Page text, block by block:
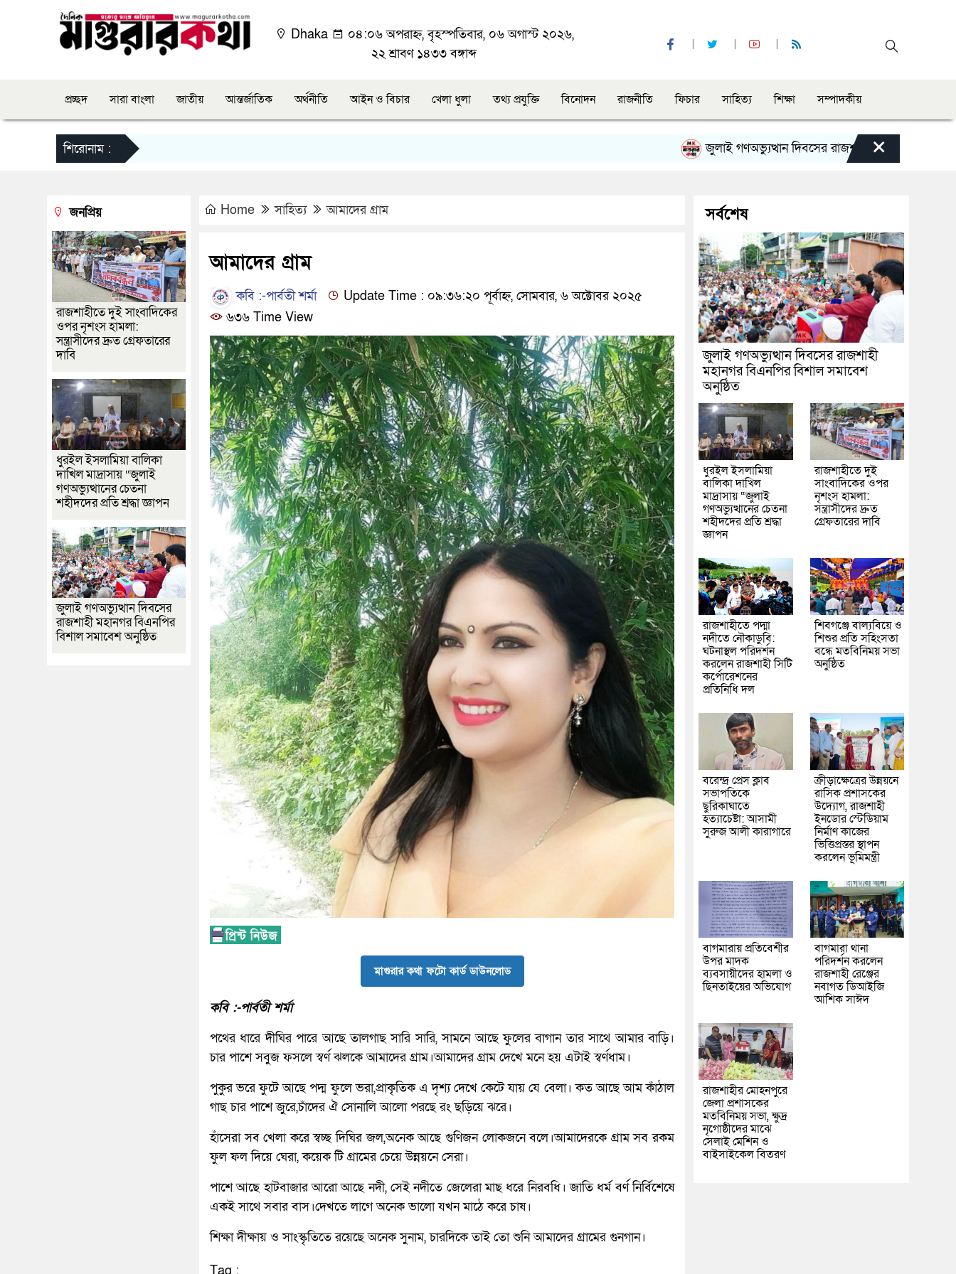
Dhaka
০৪:০৬ অপরাহ্ন, বৃহস্পতিবার, ০৬ অগাস্ট ২০২৬,
২২ শ্রাবণ ১৪৩৩ বঙ্গাব্দ
প্রচ্ছদ সারা বাংলা জাতীয় আন্তর্জাতিক অর্থনীতি আইন ও বিচার খেলা ধুলা তথ্য প্রযুক্তি বিনোদন রাজনীতি ফিচার সাহিত্য শিক্ষা সম্পাদকীয়
শিরোনাম : জুলাই গণঅভ্যুত্থান দিবসের রাজশাহী মহানগর বিএনপির বিশাল
×
Home সাহিত্য আমাদের গ্রাম
আমাদের গ্রাম
কবি :-পার্বতী শর্মা
Update Time : ০৯:৩৬:২০ পূর্বাহ্ন, সোমবার, ৬ অক্টোবর ২০২৫
৬৩৬ Time View
মাগুরার কথা ফটো কার্ড ডাউনলোড
কবি :-পার্বতী শর্মা
পথের ধারে দীঘির পারে আছে তালগাছ সারি সারি, সামনে আছে ফুলের বাগান তার সাথে আমার বাড়ি।
চার পাশে সবুজ ফসলে স্বর্ণ ঝলকে আমাদের গ্রাম।আমাদের গ্রাম দেখে মনে হয় এটাই স্বর্ণধাম।
পুকুর ভরে ফুটে আছে পদ্ম ফুলে ভরা,প্রাকৃতিক এ দৃশ্য দেখে কেটে যায় যে বেলা। কত আছে আম কাঁঠাল
গাছ চার পাশে জুরে,চাঁদের ঐ সোনালি আলো পরছে রং ছড়িয়ে ঝরে।
হাঁসেরা সব খেলা করে স্বচ্ছ দিঘির জল,অনেক আছে গুণিজন লোকজনে বলে।আমাদেরকে গ্রাম সব রকম
ফুল ফল দিয়ে ঘেরা, কয়েক টি গ্রামের চেয়ে উন্নয়নে সেরা।
পাশে আছে হাটবাজার আরো আছে নদী, সেই নদীতে জেলেরা মাছ ধরে নিরবধি। জাতি ধর্ম বর্ণ নির্বিশেষে
একই সাথে সবার বাস।দেখতে লাগে অনেক ভালো যখন মাঠে করে চাষ।
শিক্ষা দীক্ষায় ও সাংস্কৃতিতে রয়েছে অনেক সুনাম, চারদিকে তাই তো শুনি আমাদের গ্রামের গুনগান।
জনপ্রিয়
রাজশাহীতে দুই সাংবাদিকের
ওপর নৃশংস হামলা:
সন্ত্রাসীদের দ্রুত গ্রেফতারের
দাবি
ধুরইল ইসলামিয়া বালিকা
দাখিল মাদ্রাসায় “জুলাই
গণঅভ্যুত্থানের চেতনা
শহীদদের প্রতি শ্রদ্ধা জ্ঞাপন
জুলাই গণঅভ্যুত্থান দিবসের
রাজশাহী মহানগর বিএনপির
বিশাল সমাবেশ অনুষ্ঠিত
সর্বশেষ
জুলাই গণঅভ্যুত্থান দিবসের রাজশাহী
মহানগর বিএনপির বিশাল সমাবেশ
অনুষ্ঠিত
ধুরইল ইসলামিয়া
বালিকা দাখিল
মাদ্রাসায় “জুলাই
গণঅভ্যুত্থানের চেতনা
শহীদদের প্রতি শ্রদ্ধা
জ্ঞাপন
রাজশাহীতে দুই
সাংবাদিকের ওপর
নৃশংস হামলা:
সন্ত্রাসীদের দ্রুত
গ্রেফতারের দাবি
রাজশাহীতে পদ্মা
নদীতে নৌকাডুবি:
ঘটনাস্থল পরিদর্শন
করলেন রাজশাহী সিটি
কর্পোরেশনের
প্রতিনিধি দল
শিবগঞ্জে বাল্যবিয়ে ও
শিশুর প্রতি সহিংসতা
বন্ধে মতবিনিময় সভা
অনুষ্ঠিত
বরেন্দ্র প্রেস ক্লাব
সভাপতিকে
ছুরিকাঘাতে
হত্যাচেষ্টা: আসামী
সুরুজ আলী কারাগারে
ক্রীড়াক্ষেত্রের উন্নয়নে
রাসিক প্রশাসকের
উদ্যোগ, রাজশাহী
ইনডোর স্টেডিয়াম
নির্মাণ কাজের
ভিত্তিপ্রস্তর স্থাপন
করলেন ভূমিমন্ত্রী
বাগমারায় প্রতিবেশীর
উপর মাদক
ব্যবসায়ীদের হামলা ও
ছিনতাইয়ের অভিযোগ
বাগমারা থানা
পরিদর্শন করলেন
রাজশাহী রেঞ্জের
নবাগত ডিআইজি
আশিক সাঈদ
রাজশাহীর মোহনপুরে
জেলা প্রশাসকের
মতবিনিময় সভা, ক্ষুদ্র
নৃগোষ্ঠীদের মাঝে
সেলাই মেশিন ও
বাইসাইকেল বিতরণ